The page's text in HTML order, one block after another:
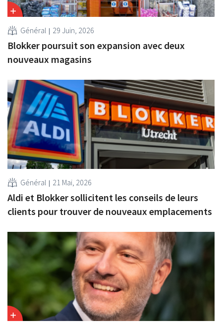
Général 29 Juin, 2026
Blokker poursuit son expansion avec deux
nouveaux magasins
Général 21 Mai, 2026
Aldi et Blokker sollicitent les conseils de leurs
clients pour trouver de nouveaux emplacements